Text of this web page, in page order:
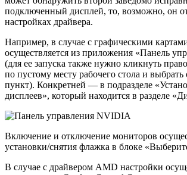
подключенный дисплей, то, возможно, он
настройках драйвера.
Например, в случае с графическими
осуществляется из приложения «Панель
(для ее запуска также нужно кликнуть
по пустому месту рабочего стола и
пункт). Конкретней — в подразделе
дисплеев», который находится в разделе
Включение и отключение мониторов
установки/снятия флажка в блоке
В случае с драйвером AMD настройки